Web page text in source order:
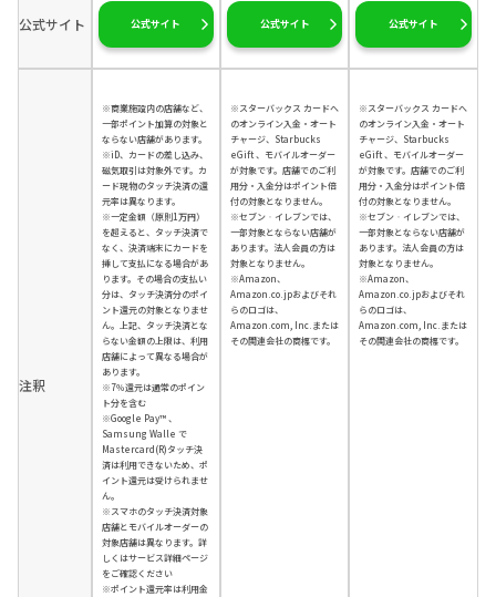
公式サイト 公式サイト 公式サイト 公式サイト
注釈
※商業施設内の店舗など、
一部ポイント加算の対象と
ならない店舗があります。
※iD、カードの差し込み、
磁気取引は対象外です。カ
ード現物のタッチ決済の還
元率は異なります。
※一定金額（原則1万円）
を超えると、タッチ決済で
なく、決済端末にカードを
挿して支払になる場合があ
ります。その場合の支払い
分は、タッチ決済分のポイ
ント還元の対象となりませ
ん。上記、タッチ決済とな
らない金額の上限は、利用
店舗によって異なる場合が
あります。
※7％還元は通常のポイン
ト分を含む
※Google Pay™ 、
Samsung Walle で
Mastercard(R)タッチ決
済は利用できないため、ポ
イント還元は受けられませ
ん。
※スマホのタッチ決済対象
店舗とモバイルオーダーの
対象店舗は異なります。詳
しくはサービス詳細ページ
をご確認ください
※ポイント還元率は利用金
※スターバックス カードへ
のオンライン入金・オート
チャージ、Starbucks
eGift 、モバイルオーダー
が対象です。店舗でのご利
用分・入金分はポイント倍
付の対象となりません。
※セブン‐イレブンでは、
一部対象とならない店舗が
あります。法人会員の方は
対象となりません。
※Amazon、
Amazon.co.jpおよびそれ
らのロゴは、
Amazon.com, Inc.または
その関連会社の商標です。
※スターバックス カードへ
のオンライン入金・オート
チャージ、Starbucks
eGift 、モバイルオーダー
が対象です。店舗でのご利
用分・入金分はポイント倍
付の対象となりません。
※セブン‐イレブンでは、
一部対象とならない店舗が
あります。法人会員の方は
対象となりません。
※Amazon、
Amazon.co.jpおよびそれ
らのロゴは、
Amazon.com, Inc.または
その関連会社の商標です。